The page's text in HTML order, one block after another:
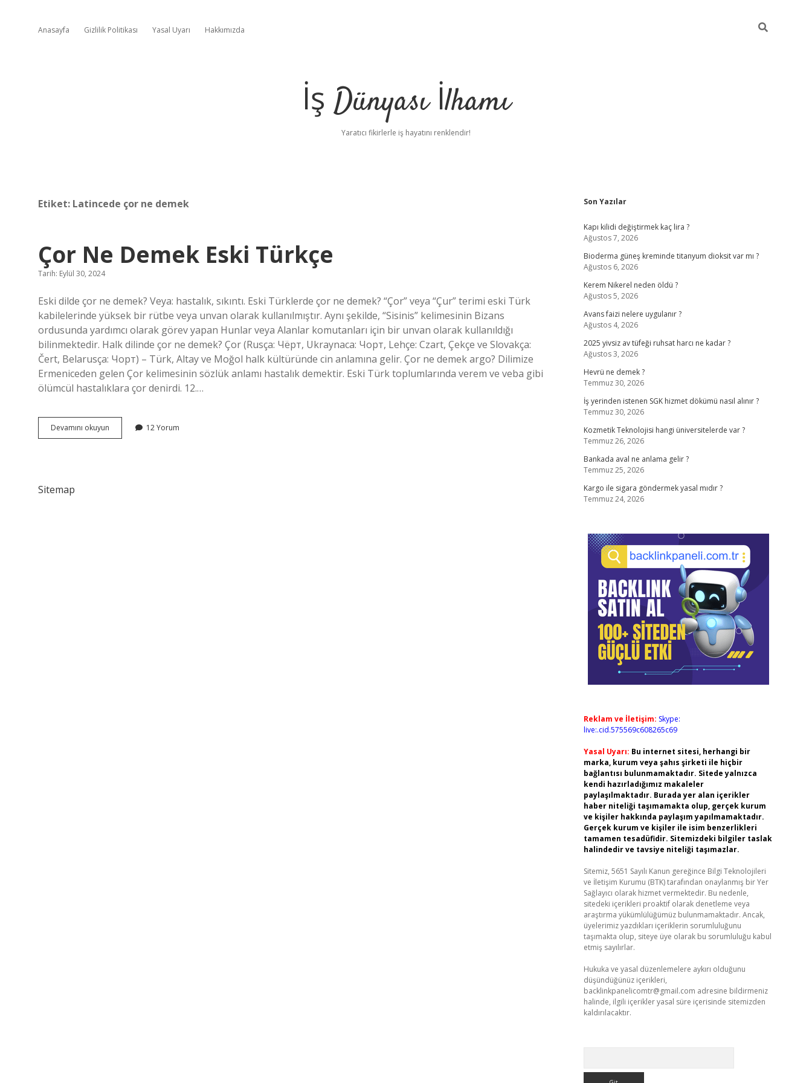
Anasayfa Gizlilik Politikası Yasal Uyarı Hakkımızda
İş Dünyası İlhamı
Yaratıcı fikirlerle iş hayatını renklendir!
Etiket: Latincede çor ne demek
Çor Ne Demek Eski Türkçe
Tarih: Eylül 30, 2024
Eski dilde çor ne demek? Veya: hastalık, sıkıntı. Eski Türklerde çor ne demek? “Çor” veya “Çur” terimi eski Türk
kabilelerinde yüksek bir rütbe veya unvan olarak kullanılmıştır. Aynı şekilde, “Sisinis” kelimesinin Bizans
ordusunda yardımcı olarak görev yapan Hunlar veya Alanlar komutanları için bir unvan olarak kullanıldığı
bilinmektedir. Halk dilinde çor ne demek? Çor (Rusça: Чёрт, Ukraynaca: Чорт, Lehçe: Czart, Çekçe ve Slovakça:
Čert, Belarusça: Чорт) – Türk, Altay ve Moğol halk kültüründe cin anlamına gelir. Çor ne demek argo? Dilimize
Ermeniceden gelen Çor kelimesinin sözlük anlamı hastalık demektir. Eski Türk toplumlarında verem ve veba gibi
ölümcül hastalıklara çor denirdi. 12.…
Devamını okuyun
Ne
12 Yorum
Sitemap
Sidebar
Son Yazılar
Kapı kilidi değiştirmek kaç lira ?
Ağustos 7, 2026
Bioderma güneş kreminde titanyum dioksit var mı ?
Ağustos 6, 2026
Kerem Nikerel neden öldü ?
Ağustos 5, 2026
Avans faizi nelere uygulanır ?
Ağustos 4, 2026
2025 yivsiz av tüfeği ruhsat harcı ne kadar ?
Ağustos 3, 2026
Hevrü ne demek ?
Temmuz 30, 2026
İş yerinden istenen SGK hizmet dökümü nasıl alınır ?
Temmuz 30, 2026
Kozmetik Teknolojisi hangi üniversitelerde var ?
Temmuz 26, 2026
Bankada aval ne anlama gelir ?
Temmuz 25, 2026
Kargo ile sigara göndermek yasal mıdır ?
Temmuz 24, 2026
Reklam ve İletişim: Skype:
live:.cid.575569c608265c69
Yasal Uyarı: Bu internet sitesi, herhangi bir
marka, kurum veya şahıs şirketi ile hiçbir
bağlantısı bulunmamaktadır. Sitede yalnızca
kendi hazırladığımız makaleler
paylaşılmaktadır. Burada yer alan içerikler
haber niteliği taşımamakta olup, gerçek kurum
ve kişiler hakkında paylaşım yapılmamaktadır.
Gerçek kurum ve kişiler ile isim benzerlikleri
tamamen tesadüfidir. Sitemizdeki bilgiler taslak
halindedir ve tavsiye niteliği taşımazlar.
Sitemiz, 5651 Sayılı Kanun gereğince Bilgi Teknolojileri
ve İletişim Kurumu (BTK) tarafından onaylanmış bir Yer
Sağlayıcı olarak hizmet vermektedir. Bu nedenle,
sitedeki içerikleri proaktif olarak denetleme veya
araştırma yükümlülüğümüz bulunmamaktadır. Ancak,
üyelerimiz yazdıkları içeriklerin sorumluluğunu
taşımakta olup, siteye üye olarak bu sorumluluğu kabul
etmiş sayılırlar.
Hukuka ve yasal düzenlemelere aykırı olduğunu
düşündüğünüz içerikleri,
backlinkpanelicomtr@gmail.com adresine bildirmeniz
halinde, ilgili içerikler yasal süre içerisinde sitemizden
kaldırılacaktır.